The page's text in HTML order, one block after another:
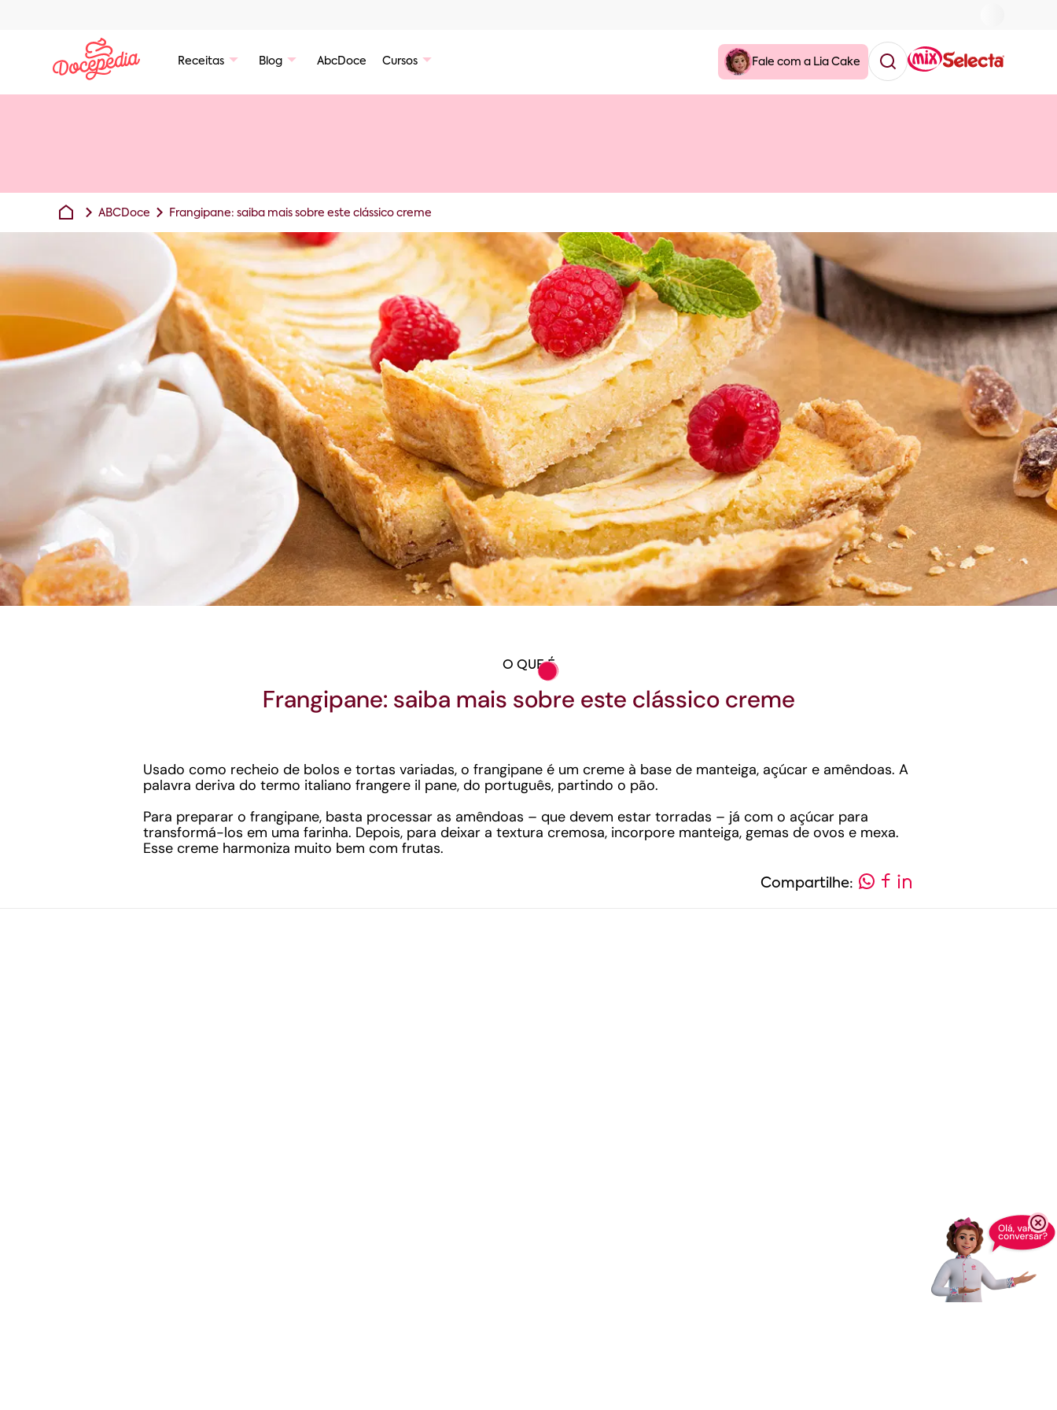
Receitas Blog AbcDoce Cursos Fale com a Lia Cake
ABCDoce Frangipane: saiba mais sobre este clássico creme
O QUE É
Frangipane: saiba mais sobre este clássico creme
Usado como recheio de bolos e tortas variadas, o frangipane é um creme à base de manteiga, açúcar e amêndoas. A
palavra deriva do termo italiano frangere il pane, do português, partindo o pão.
Para preparar o frangipane, basta processar as amêndoas – que devem estar torradas – já com o açúcar para
transformá-los em uma farinha. Depois, para deixar a textura cremosa, incorpore manteiga, gemas de ovos e mexa.
Esse creme harmoniza muito bem com frutas.
Compartilhe: